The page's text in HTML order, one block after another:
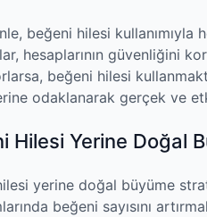
beğeni hilesi
hesaplarının güvenliğini
beğeni hilesi
odaklanarak gerçek ve
Hilesi Yerine Doğal
yerine doğal büyüme
beğeni sayısını